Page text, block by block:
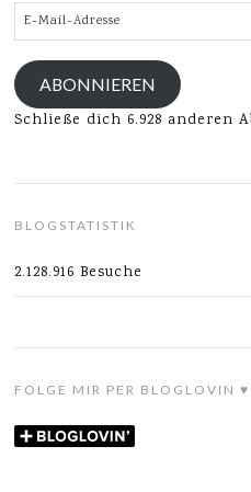
E-
Mail-
Adresse
ABONNIEREN
Schließe dich 6.928 anderen
BLOGSTATISTIK
2.128.916 Besuche
FOLGE MIR PER BLOGLOVIN ♥